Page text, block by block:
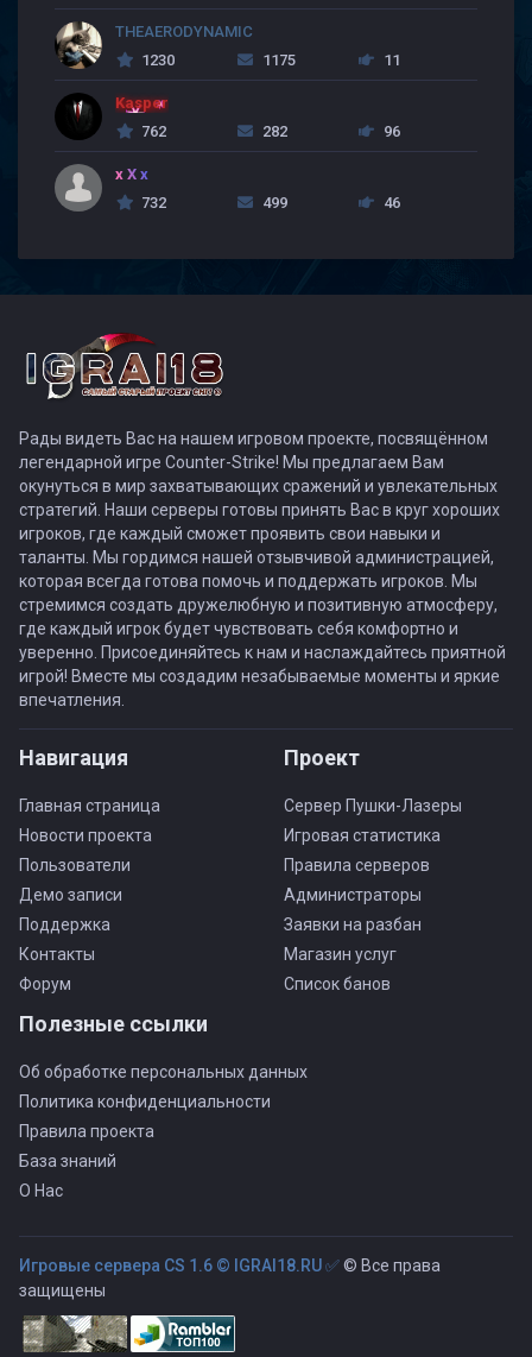
THEAERODYNAMIC
1230
1175 11
Kasper
762
282 96
x X x
732
499 46
Рады видеть Вас на нашем игровом проекте, посвящённом
легендарной игре Counter-Strike! Мы предлагаем Вам
окунуться в мир захватывающих сражений и увлекательных
стратегий. Наши серверы готовы принять Вас в круг хороших
игроков, где каждый сможет проявить свои навыки и
таланты. Мы гордимся нашей отзывчивой администрацией,
которая всегда готова помочь и поддержать игроков. Мы
стремимся создать дружелюбную и позитивную атмосферу,
где каждый игрок будет чувствовать себя комфортно и
уверенно. Присоединяйтесь к нам и наслаждайтесь приятной
игрой! Вместе мы создадим незабываемые моменты и яркие
впечатления.
Навигация
Главная страница
Новости проекта
Пользователи
Демо записи
Поддержка
Контакты
Форум
Проект
Сервер Пушки-Лазеры
Игровая статистика
Правила серверов
Администраторы
Заявки на разбан
Магазин услуг
Список банов
Полезные ссылки
Об обработке персональных данных
Политика конфиденциальности
Правила проекта
База знаний
О Нас
Игровые сервера CS 1.6 © IGRAI18.RU ✅© Все права
защищены